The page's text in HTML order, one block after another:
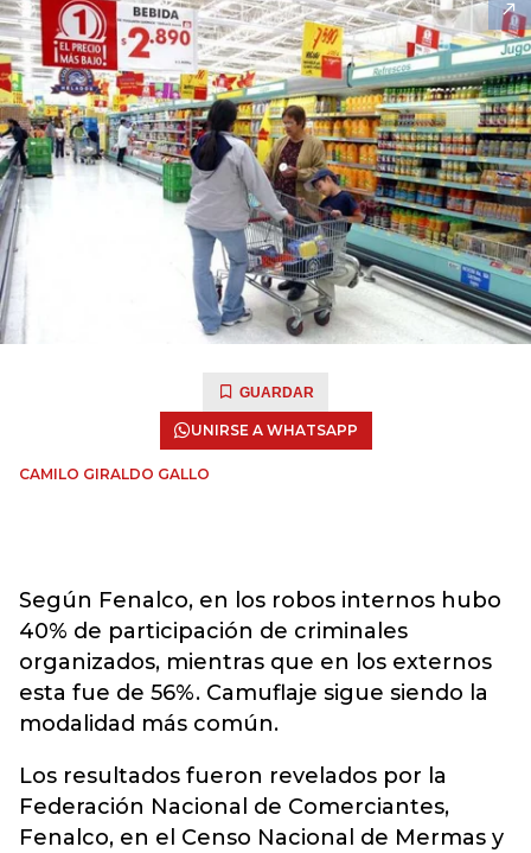
GUARDAR
UNIRSE A WHATSAPP
CAMILO GIRALDO GALLO
Según Fenalco, en los robos internos hubo
40% de participación de criminales
organizados, mientras que en los externos
esta fue de 56%. Camuflaje sigue siendo la
modalidad más común.
Los resultados fueron revelados por la
Federación Nacional de Comerciantes,
Fenalco, en el Censo Nacional de Mermas y